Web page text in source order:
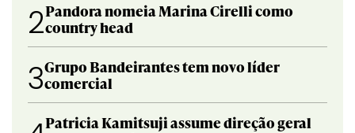
2Pandora nomeia Marina Cirelli como
country head
3Grupo Bandeirantes tem novo líder
comercial
Patricia Kamitsuji assume direção geral